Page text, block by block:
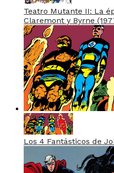
Teatro Mutante II: La
Claremont y Byrne
Los 4 Fantásticos de